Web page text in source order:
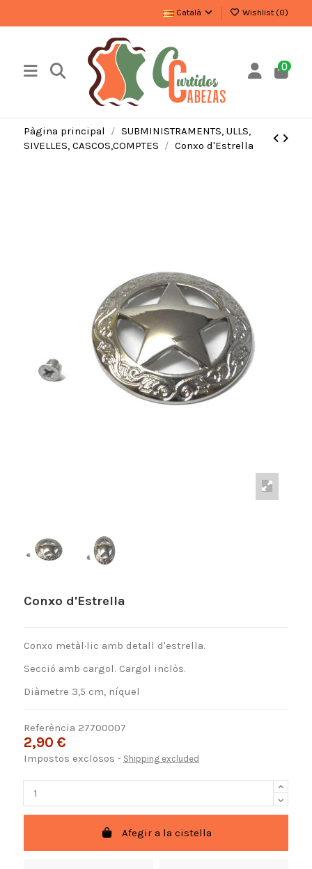
Català Wishlist (0)
0
Pàgina principal
SUBMINISTRAMENTS, ULLS,
SIVELLES, CASCOS,COMPTES
Conxo d'Estrella
Conxo d'Estrella
Conxo metàl·lic amb detall d'estrella.
Secció amb cargol. Cargol inclòs.
Diàmetre 3,5 cm, níquel
Referència 27700007
2,90 €
Impostos exclosos Shipping excluded
Afegir a la cistella